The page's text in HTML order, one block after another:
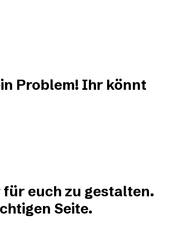
Problem! Ihr könnt
euch zu gestalten.
Seite.